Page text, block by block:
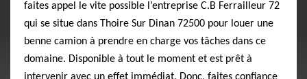
faites appel le vite possible l’entreprise C.B Ferrailleur 72
qui se situe dans Thoire Sur Dinan 72500 pour louer une
benne camion à prendre en charge vos tâches dans ce
domaine. Disponible à tout le moment et est prêt à